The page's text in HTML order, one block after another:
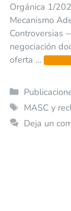
Orgánica 1/
Mecanismo
Controversias
negociación
oferta … Leer
MASC y
Deja un